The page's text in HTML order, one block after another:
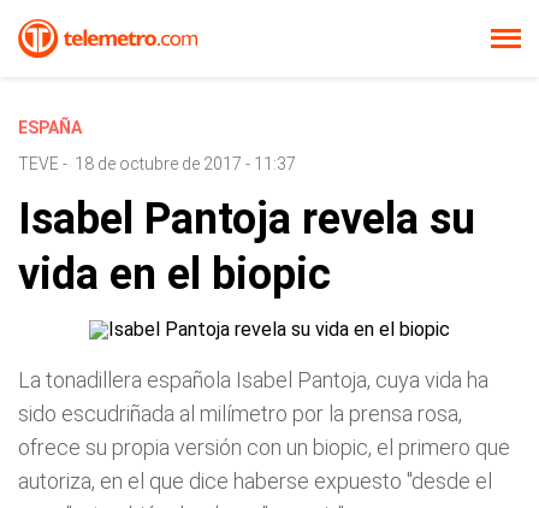
ESPAÑA
TEVE- 18 de octubre de 2017 - 11:37
Isabel Pantoja revela su
vida en el biopic
La tonadillera española Isabel Pantoja, cuya vida ha
sido escudriñada al milímetro por la prensa rosa,
ofrece su propia versión con un biopic, el primero que
autoriza, en el que dice haberse expuesto "desde el